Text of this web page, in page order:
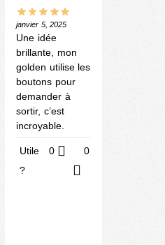
janvier 5, 2025
Une idée
brillante, mon
golden utilise les
boutons pour
demander à
sortir, c’est
incroyable.
Utile
?
0 0